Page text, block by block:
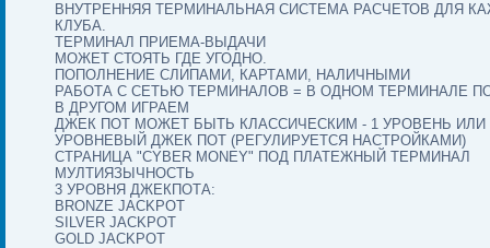
ВНУТРЕННЯЯ ТЕРМИНАЛЬНАЯ СИСТЕМА РАСЧЕТОВ ДЛЯ
КЛУБА.
ТЕРМИНАЛ ПРИЕМА-ВЫДАЧИ
МОЖЕТ СТОЯТЬ ГДЕ УГОДНО.
ПОПОЛНЕНИЕ СЛИПАМИ, КАРТАМИ, НАЛИЧНЫМИ
РАБОТА С СЕТЬЮ ТЕРМИНАЛОВ = В ОДНОМ ТЕРМИНАЛЕ
В ДРУГОМ ИГРАЕМ
ДЖЕК ПОТ МОЖЕТ БЫТЬ КЛАССИЧЕСКИМ - 1 УРОВЕНЬ ИЛИ
УРОВНЕВЫЙ ДЖЕК ПОТ (РЕГУЛИРУЕТСЯ НАСТРОЙКАМИ)
СТРАНИЦА "CYBER MONEY" ПОД ПЛАТЕЖНЫЙ ТЕРМИНАЛ
МУЛТИЯЗЫЧНОСТЬ
3 УРОВНЯ ДЖЕКПОТА:
BRONZE JACKPOT
SILVER JACKPOT
GOLD JACKPOT